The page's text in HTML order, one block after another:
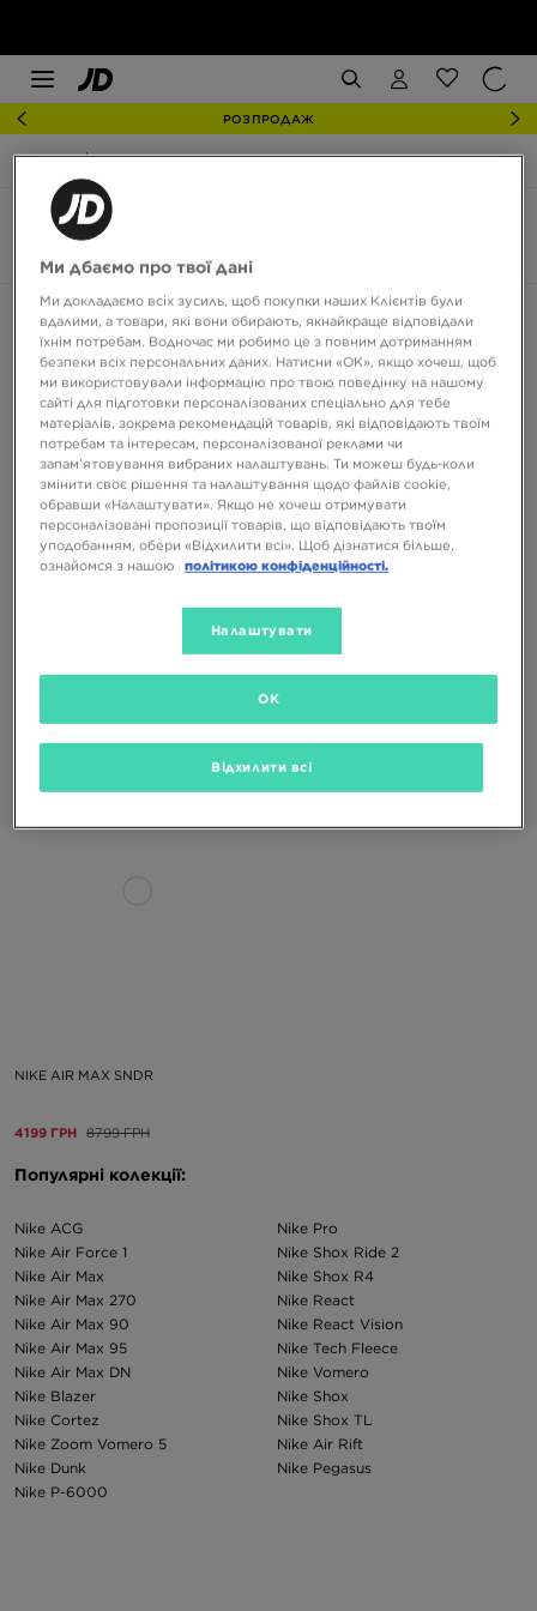
РОЗПРОДАЖ
JD Sports Nike Air Max SNDR
Сортувати:Рекомендовані Фільтрувати
4449 ГРН 9999 ГРН
NIKE AIR MAX SNDR
4199 ГРН 9499 ГРН
NIKE AIR MAX SNDR
4199 ГРН 8799 ГРН
Популярні колекції:
Nike ACG
Nike Air Force 1
Nike Air Max
Nike Air Max 270
Nike Air Max 90
Nike Air Max 95
Nike Air Max DN
Nike Blazer
Nike Cortez
Nike Zoom Vomero 5
Nike Dunk
Nike P-6000
Nike Pro
Nike Shox Ride 2
Nike Shox R4
Nike React
Nike React Vision
Nike Tech Fleece
Nike Vomero
Nike Shox
Nike Shox TL
Nike Air Rift
Nike Pegasus
Ми дбаємо про твої дані
Ми докладаємо всіх зусиль, щоб покупки наших Клієнтів були
вдалими, а товари, які вони обирають, якнайкраще відповідали
їхнім потребам. Водночас ми робимо це з повним дотриманням
безпеки всіх персональних даних. Натисни «OK», якщо хочеш, щоб
ми використовували інформацію про твою поведінку на нашому
сайті для підготовки персоналізованих спеціально для тебе
матеріалів, зокрема рекомендацій товарів, які відповідають твоїм
потребам та інтересам, персоналізованої реклами чи
запам’ятовування вибраних налаштувань. Ти можеш будь-коли
змінити своє рішення та налаштування щодо файлів cookie,
обравши «Налаштувати». Якщо не хочеш отримувати
персоналізовані пропозиції товарів, що відповідають твоїм
уподобанням, обери «Відхилити всі». Щоб дізнатися більше,
ознайомся з нашою
політикою конфіденційності.
Налаштувати
Відхилити всі
OK